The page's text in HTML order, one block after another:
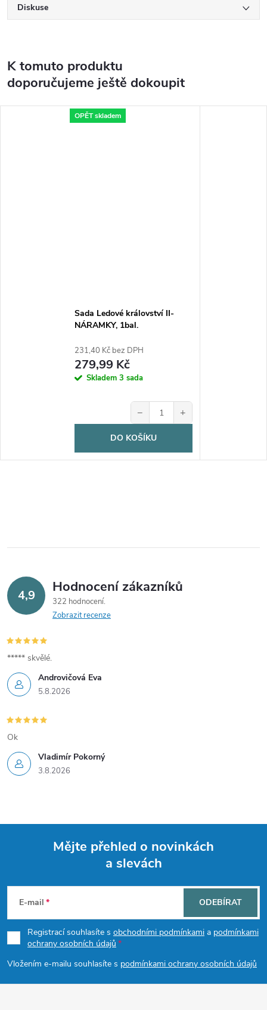
Diskuse
K tomuto produktu
doporučujeme ještě dokoupit
OPĚT skladem
Sada Ledové království II-
NÁRAMKY, 1bal.
231,40 Kč bez DPH
279,99 Kč
Skladem 3 sada
− +
DO KOŠÍKU
4,9 Hodnocení zákazníků
322 hodnocení
Zobrazit recenze
Androvičová Eva
5.8.2026
***** skvělé.
Vladimír Pokorný
3.8.2026
Ok
p
a
t
Mějte přehled o novinkách
a slevách
E-mail
Registrací souhlasíte s obchodními podmínkami a podmínkami
ochrany osobních údajů
Vložením e-mailu souhlasíte s podmínkami ochrany osobních údajů
ODEBÍRAT